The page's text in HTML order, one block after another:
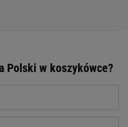
Polski w koszykówce?